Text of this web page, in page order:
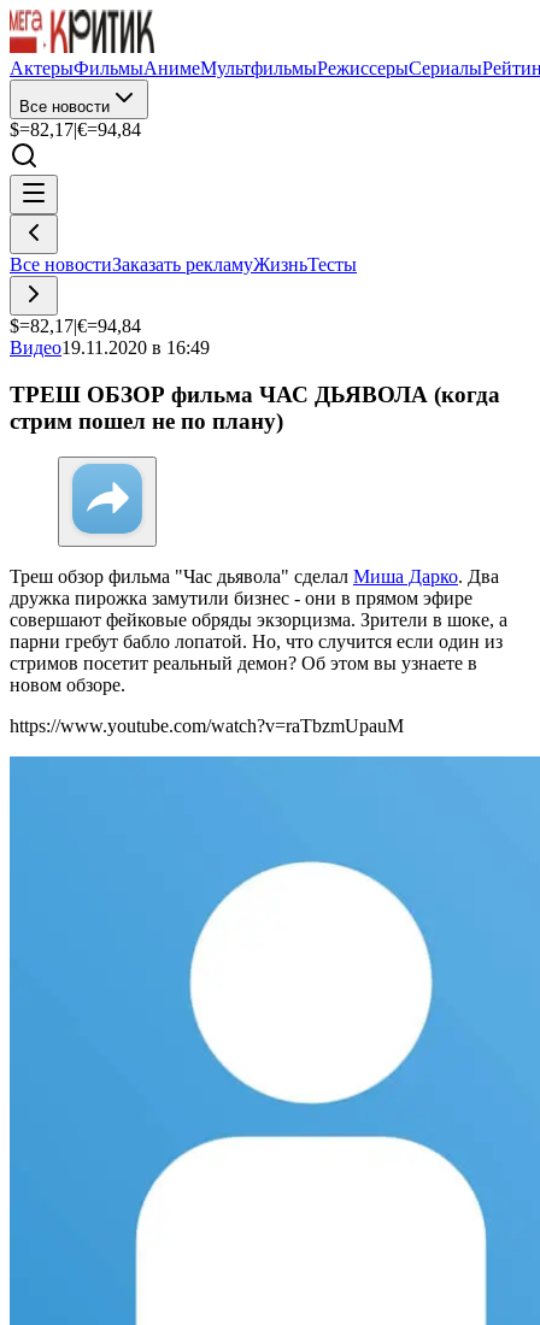
АктерыФильмыАнимеМультфильмыРежиссерыСериалы
Все новости
$=82,17|€=94,84
Все новостиЗаказать рекламуЖизньТесты
$=82,17|€=94,84
Видео19.11.2020 в 16:49
ТРЕШ ОБЗОР фильма ЧАС ДЬЯВОЛА (когда
стрим пошел не по плану)
Треш обзор фильма "Час дьявола" сделал Миша Дарко. Два
дружка пирожка замутили бизнес - они в прямом эфире
совершают фейковые обряды экзорцизма. Зрители в шоке, а
парни гребут бабло лопатой. Но, что случится если один из
стримов посетит реальный демон? Об этом вы узнаете в
новом обзоре.
https://www.youtube.com/watch?v=raTbzmUpauM